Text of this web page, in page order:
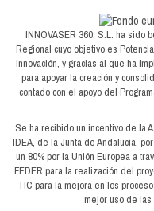
INNOVASER 360, S.L. ha sido
Regional cuyo objetivo es
innovación, y gracias al que ha
para apoyar la creación y
contado con el apoyo del
Se ha recibido un incentivo de la
IDEA, de la Junta de Andalucía,
un 80% por la Unión Europea a
FEDER para la realización del
TIC para la mejora en los
mejor uso de las